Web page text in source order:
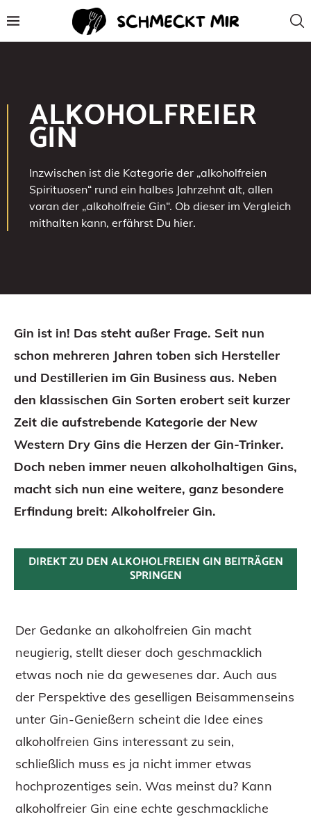
ALKOHOLFREIER
GIN
Inzwischen ist die Kategorie der „alkoholfreien
Spirituosen“ rund ein halbes Jahrzehnt alt, allen
voran der „alkoholfreie Gin“. Ob dieser im Vergleich
mithalten kann, erfährst Du hier.
Gin ist in! Das steht außer Frage. Seit nun
schon mehreren Jahren toben sich Hersteller
und Destillerien im Gin Business aus. Neben
den klassischen Gin Sorten erobert seit kurzer
Zeit die aufstrebende Kategorie der New
Western Dry Gins die Herzen der Gin-Trinker.
Doch neben immer neuen alkoholhaltigen Gins,
macht sich nun eine weitere, ganz besondere
Erfindung breit: Alkoholfreier Gin.
DIREKT ZU DEN ALKOHOLFREIEN GIN BEITRÄGEN
SPRINGEN
Der Gedanke an alkoholfreien Gin macht
neugierig, stellt dieser doch geschmacklich
etwas noch nie da gewesenes dar. Auch aus
der Perspektive des geselligen Beisammenseins
unter Gin-Genießern scheint die Idee eines
alkoholfreien Gins interessant zu sein,
schließlich muss es ja nicht immer etwas
hochprozentiges sein. Was meinst du? Kann
alkoholfreier Gin eine echte geschmackliche